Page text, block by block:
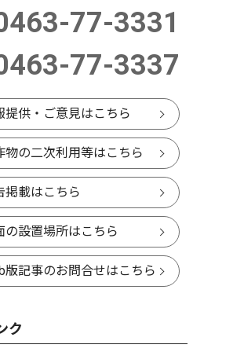
77-3331
77-3337
提供・ご意見はこちら
物の二次利用等はこちら
掲載はこちら
の設置場所はこちら
版記事のお問合せはこちら
ク